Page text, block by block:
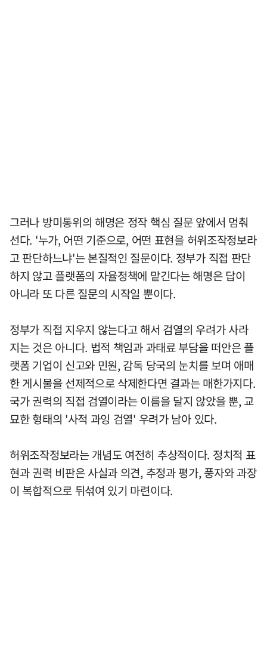
그러나 방미통위의 해명은 정작 핵심 질문 앞에서 멈춰
선다. '누가, 어떤 기준으로, 어떤 표현을 허위조작정보라
고 판단하느냐'는 본질적인 질문이다. 정부가 직접 판단
하지 않고 플랫폼의 자율정책에 맡긴다는 해명은 답이
아니라 또 다른 질문의 시작일 뿐이다.
정부가 직접 지우지 않는다고 해서 검열의 우려가 사라
지는 것은 아니다. 법적 책임과 과태료 부담을 떠안은 플
랫폼 기업이 신고와 민원, 감독 당국의 눈치를 보며 애매
한 게시물을 선제적으로 삭제한다면 결과는 매한가지다.
국가 권력의 직접 검열이라는 이름을 달지 않았을 뿐, 교
묘한 형태의 '사적 과잉 검열' 우려가 남아 있다.
허위조작정보라는 개념도 여전히 추상적이다. 정치적 표
현과 권력 비판은 사실과 의견, 추정과 평가, 풍자와 과장
이 복합적으로 뒤섞여 있기 마련이다.